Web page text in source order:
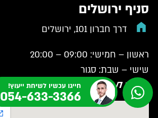
סניף ירושלים
דרך חברון 101, ירושלים
ראשון – חמישי: 09:00 – 20:00
שישי – שבת: סגור
זמינים 24/7 למקרי חירום!
חייגו עכשיו לשיחת ייעוץ!
054-633-3366